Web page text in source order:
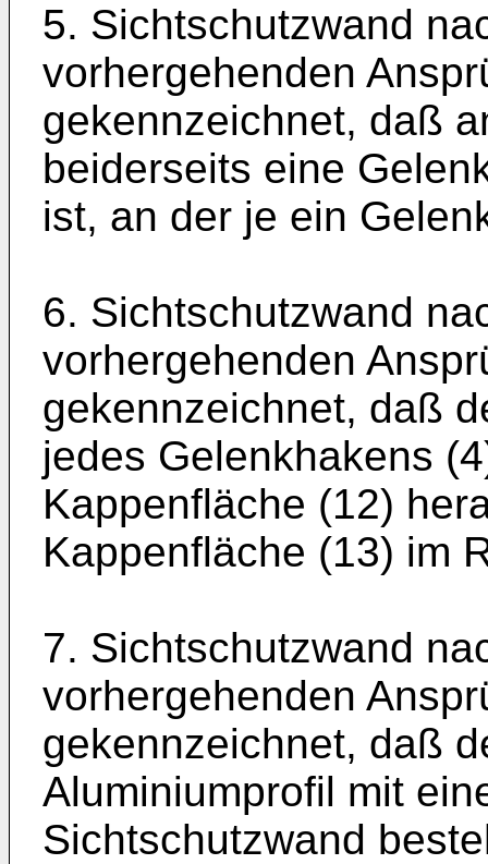
5. Sichtschutzwand
vorhergehenden
gekennzeichnet, daß
beiderseits eine
ist, an der je ein
6. Sichtschutzwand
vorhergehenden
gekennzeichnet, daß
jedes Gelenkhakens
Kappenfläche (12)
Kappenfläche (13) im
7. Sichtschutzwand
vorhergehenden
gekennzeichnet, daß
Aluminiumprofil mit
Sichtschutzwand